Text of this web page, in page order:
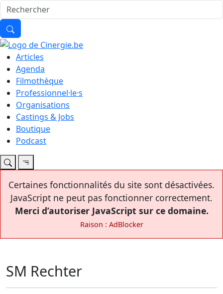
Articles
Agenda
Filmothèque
Professionnel·le·s
Organisations
Castings & Jobs
Boutique
Podcast
Certaines fonctionnalités du site sont désactivées.
JavaScript ne peut pas fonctionner correctement.
Merci d’autoriser JavaScript sur ce domaine.
Raison : AdBlocker
SM Rechter